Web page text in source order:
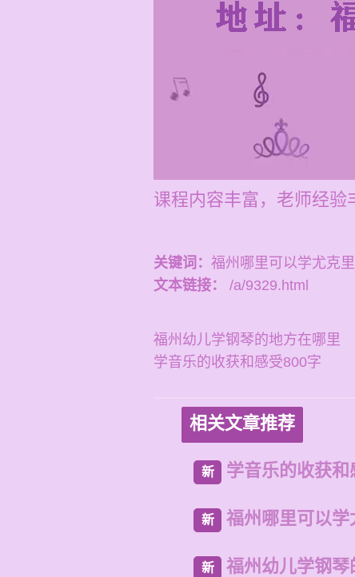
课程内容丰富，老师经验
关键词： 福州哪里可以学尤克
文本链接：
/a/9329.html
福州幼儿学钢琴的地方在哪里
学音乐的收获和感受800字
相关文章推荐
新 学音乐的收获和
新 福州哪里可以
新 福州幼儿学钢